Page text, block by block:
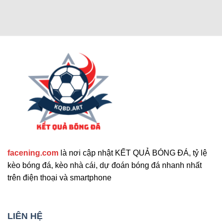
Ngoài các tính năng chính, trang web còn cung
cấp nhiều công cụ hỗ trợ khác. Những tính năng
mở rộng nổi bật mà bạn không nên bỏ qua. Chúng
facening.com là nơi cập nhật KẾT QUẢ BÓNG ĐÁ, tỷ lệ
kèo bóng đá, kèo nhà cái, dự đoán bóng đá nhanh nhất
trên điện thoại và smartphone
LIÊN HỆ